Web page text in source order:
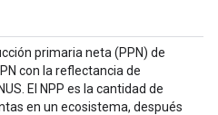
primaria neta (PPN) de
con la reflectancia de
El NPP es la cantidad de
en un ecosistema, después